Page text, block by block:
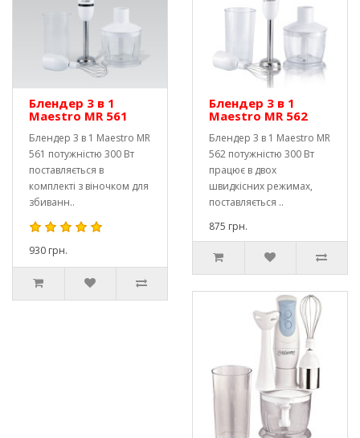
Блендер 3 в 1
Maestro MR 561
Блендер 3 в 1 Maestro MR
561 потужністю 300 Вт
поставляється в
комплекті з віночком для
збиванн..
930 грн.
Блендер 3 в 1
Maestro MR 562
Блендер 3 в 1 Maestro MR
562 потужністю 300 Вт
працює в двох
швидкісних режимах,
поставляється ..
875 грн.